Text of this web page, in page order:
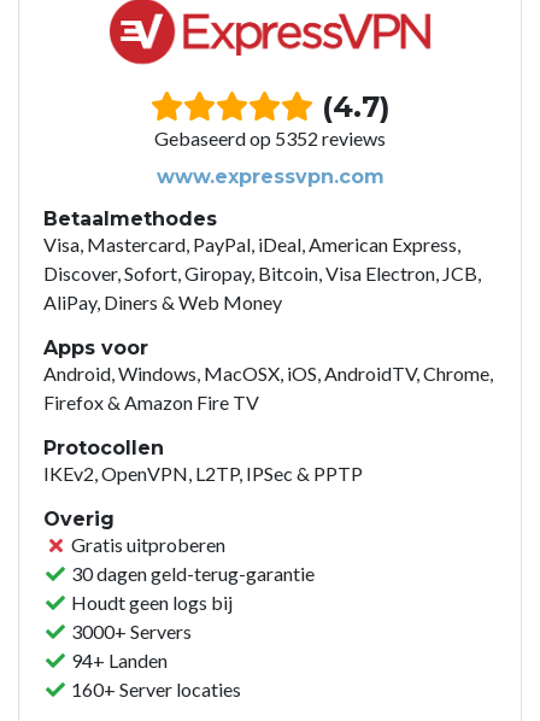
(4.7)
Gebaseerd op 5352 reviews
www.expressvpn.com
Betaalmethodes
Visa, Mastercard, PayPal, iDeal, American Express,
Discover, Sofort, Giropay, Bitcoin, Visa Electron, JCB,
AliPay, Diners & Web Money
Apps voor
Android, Windows, MacOSX, iOS, AndroidTV, Chrome,
Firefox & Amazon Fire TV
Protocollen
IKEv2, OpenVPN, L2TP, IPSec & PPTP
Overig
Gratis uitproberen
30 dagen geld-terug-garantie
Houdt geen logs bij
3000+ Servers
94+ Landen
160+ Server locaties